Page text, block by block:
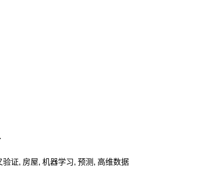
验证, 房屋, 机器学习, 预测 , 高维数据